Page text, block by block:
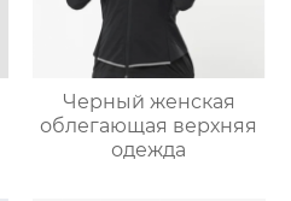
Черный женская
облегающая верхняя
одежда